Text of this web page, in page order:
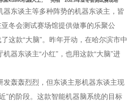
东谈主等多种阵势的机器东谈主，皆
冬会测试赛场馆提供做事的乐聚公
这款“大脑”。昨年开动，在哈尔滨市中
器东谈主“小红”，也用这款“大脑”进
发轰轰烈烈，但东谈主形机器东谈主现
”的阶段。这款智能机器脑系统的目标